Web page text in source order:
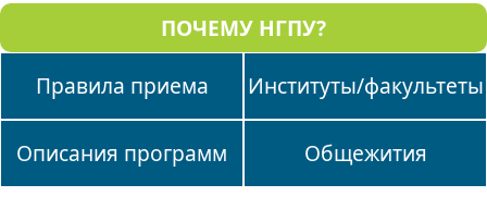
ПОЧЕМУ НГПУ?
Правила приема
Институты/факультеты
Описания программ Общежития